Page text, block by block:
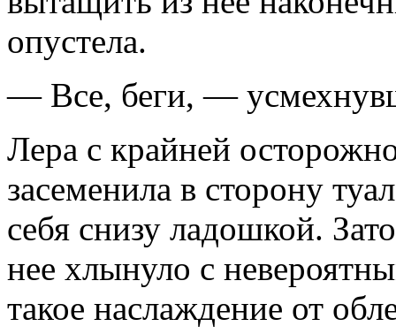
опустела.
— Все, беги, —
Лера с крайней
засеменила в сторону
себя снизу ладошкой.
нее хлынуло с
такое наслаждение от